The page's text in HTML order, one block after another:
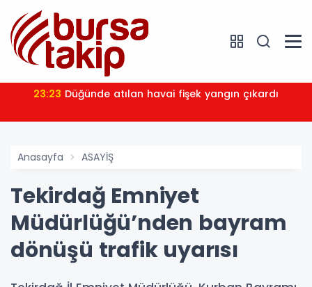
23:23 Düğünde atılan havai fişek yangın çıkardı
Anasayfa ASAYİŞ
Tekirdağ Emniyet
Müdürlüğü’nden bayram
dönüşü trafik uyarısı